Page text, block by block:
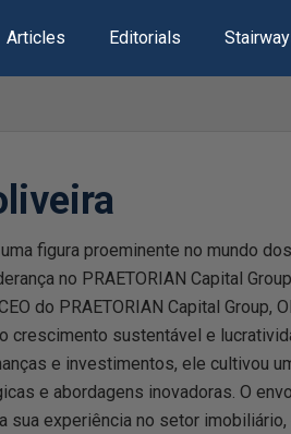
Articles Editorials
figura proeminente no mundo
no PRAETORIAN Capital
do PRAETORIAN Capital Group,
crescimento sustentável e
e investimentos, ele cultivou
e abordagens inovadoras. O
sua experiência no setor